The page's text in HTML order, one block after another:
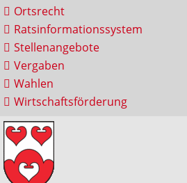
Ortsrecht
Ratsinformationssystem
Stellenangebote
Vergaben
Wahlen
Wirtschaftsförderung